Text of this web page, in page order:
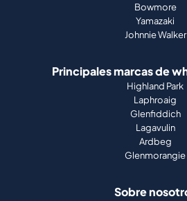
Bowmore
Yamazaki
Johnnie Walker
Principales marcas de
Highland Park
Laphroaig
Glenfiddich
Lagavulin
Ardbeg
Glenmorangie
Sobre